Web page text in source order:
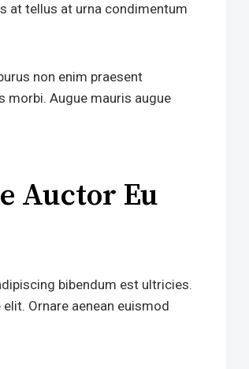
at tellus at urna condimentum
non enim praesent
morbi. Augue mauris augue
Auctor Eu
bibendum est ultricies.
Ornare aenean euismod